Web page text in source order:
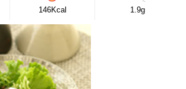
146Kcal 1.9g